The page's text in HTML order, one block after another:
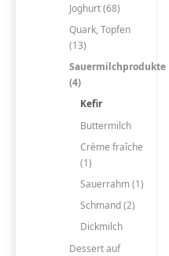
Joghurt (68)
Quark, Topfen
(13)
Sauermilchprodukte
(4)
Kefir
Buttermilch
Crème fraîche
(1)
Sauerrahm (1)
Schmand (2)
Dickmilch
Dessert auf